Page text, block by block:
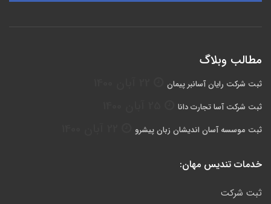
مطالب وبلاگ
ثبت شرکت رایان آسانبر پیمان
ثبت شرکت آسا تجارت دانا
ثبت موسسه آسان اندیشان زبان پیشرو
خدمات تندیس مهان:
ثبت شرکت